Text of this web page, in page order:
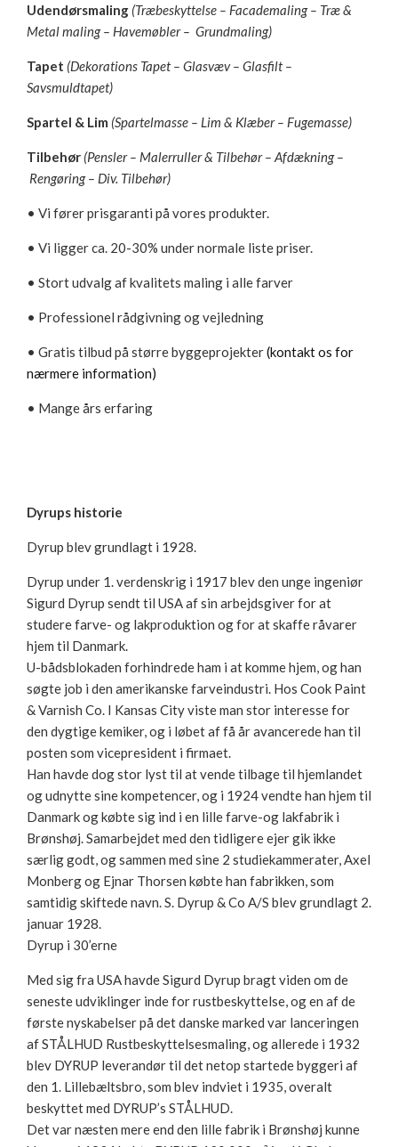
Udendørsmaling (Træbeskyttelse – Facademaling – Træ &
Metal maling – Havemøbler – Grundmaling)
Tapet (Dekorations Tapet – Glasvæv – Glasfilt –
Savsmuldtapet)
Spartel & Lim (Spartelmasse – Lim & Klæber – Fugemasse)
Tilbehør (Pensler – Malerruller & Tilbehør – Afdækning –
Rengøring – Div. Tilbehør)
• Vi fører prisgaranti på vores produkter.
• Vi ligger ca. 20-30% under normale liste priser.
• Stort udvalg af kvalitets maling i alle farver
• Professionel rådgivning og vejledning
• Gratis tilbud på større byggeprojekter(kontakt os for
nærmere information)
• Mange års erfaring
Dyrups historie
Dyrup blev grundlagt i 1928.
Dyrup under 1. verdenskrig i 1917 blev den unge ingeniør
Sigurd Dyrup sendt til USA af sin arbejdsgiver for at
studere farve- og lakproduktion og for at skaffe råvarer
hjem til Danmark.
U-bådsblokaden forhindrede ham i at komme hjem, og han
søgte job i den amerikanske farveindustri. Hos Cook Paint
& Varnish Co. I Kansas City viste man stor interesse for
den dygtige kemiker, og i løbet af få år avancerede han til
posten som vicepresident i firmaet.
Han havde dog stor lyst til at vende tilbage til hjemlandet
og udnytte sine kompetencer, og i 1924 vendte han hjem til
Danmark og købte sig ind i en lille farve-og lakfabrik i
Brønshøj. Samarbejdet med den tidligere ejer gik ikke
særlig godt, og sammen med sine 2 studiekammerater, Axel
Monberg og Ejnar Thorsen købte han fabrikken, som
samtidig skiftede navn. S. Dyrup & Co A/S blev grundlagt 2.
januar 1928.
Dyrup i 30’erne
Med sig fra USA havde Sigurd Dyrup bragt viden om de
seneste udviklinger inde for rustbeskyttelse, og en af de
første nyskabelser på det danske marked var lanceringen
af STÅLHUD Rustbeskyttelsesmaling, og allerede i 1932
blev DYRUP leverandør til det netop startede byggeri af
den 1. Lillebæltsbro, som blev indviet i 1935, overalt
beskyttet med DYRUP’s STÅLHUD.
Det var næsten mere end den lille fabrik i Brønshøj kunne